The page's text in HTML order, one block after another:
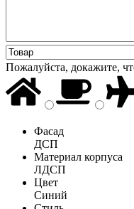
Пожалуйста, докажите,
Фасад
ДСП
Материал корпуса
ЛДСП
Цвет
Синий